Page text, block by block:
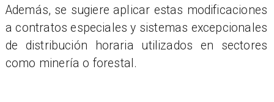
Además, se sugiere aplicar estas modificaciones
a contratos especiales y sistemas excepcionales
de distribución horaria utilizados en sectores
como minería o forestal.